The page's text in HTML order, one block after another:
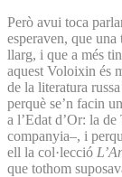
Però avui toca
esperaven, que
llarg, i que a més
aquest Voloixin és
de la literatura
perquè se’n facin
a l’Edat d’Or: la
companyia–, i
ell la col·lecció
que tothom